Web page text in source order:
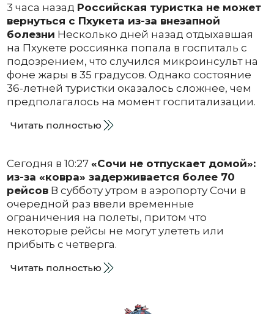
3 часа назад Российская туристка не может
вернуться с Пхукета из-за внезапной
болезни Несколько дней назад отдыхавшая
на Пхукете россиянка попала в госпиталь с
подозрением, что случился микроинсульт на
фоне жары в 35 градусов. Однако состояние
36-летней туристки оказалось сложнее, чем
предполагалось на момент госпитализации.
Читать полностью
Сегодня в 10:27 «Сочи не отпускает домой»:
из-за «ковра» задерживается более 70
рейсовВ субботу утром в аэропорту Сочи в
очередной раз ввели временные
ограничения на полеты, притом что
некоторые рейсы не могут улететь или
прибыть с четверга.
Читать полностью